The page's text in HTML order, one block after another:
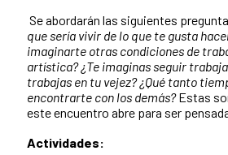
Se abordarán las siguientes
que sería vivir de lo que te gusta
imaginarte otras condiciones de
artística? ¿Te imaginas seguir
trabajas en tu vejez? ¿Qué tanto
encontrarte con los demás?Estas
este encuentro abre para ser
Actividades: